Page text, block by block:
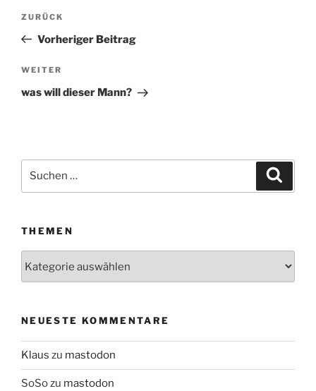
Beitragsnavigation
Vorheriger
Beitrag
ZURÜCK
Vorheriger Beitrag
Nächster
Beitrag
WEITER
was will dieser Mann?
THEMEN
NEUESTE KOMMENTARE
Klaus zu mastodon
SoSozu mastodon